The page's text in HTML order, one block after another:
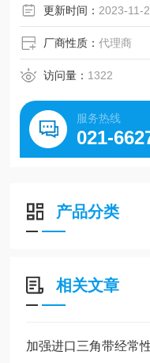
更新时间： 2023-11-
厂商性质：代理商
访问量： 1322
服务热线
021-
产品分类
相关文章
加强进口三角带经常